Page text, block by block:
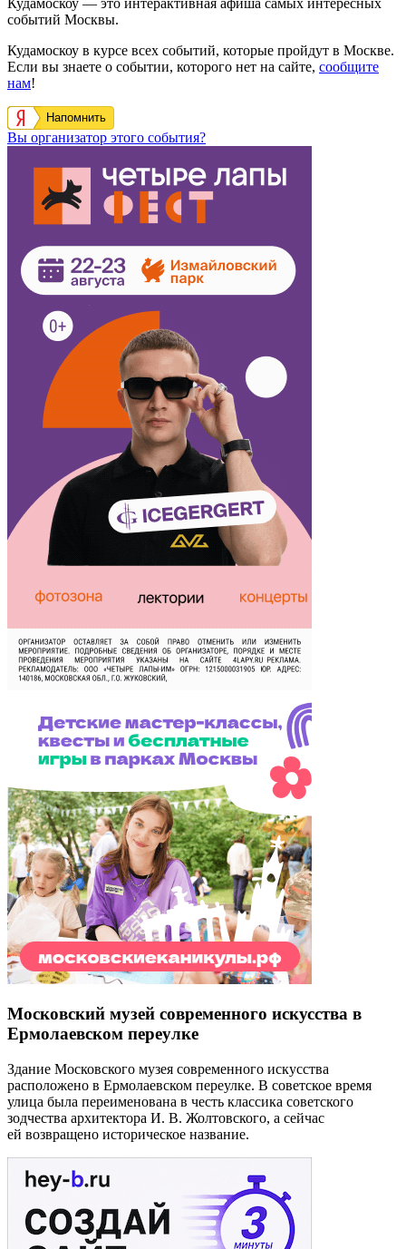
событий Москвы.
Кудамоскоу в курсе всех событий, которые пройдут в Москве.
Если вы знаете о событии, которого нет на сайте, сообщите
нам!
Напомнить
Вы организатор этого события?
Московский музей современного искусства в
Ермолаевском переулке
Здание Московского музея современного искусства
расположено в Ермолаевском переулке. В советское время
улица была переименована в честь классика советского
зодчества архитектора И. В. Жолтовского, а сейчас
ей возвращено историческое название.